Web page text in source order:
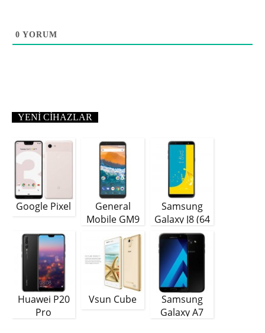
0 YORUM
YENI CIHAZLAR
Google Pixel
General
Mobile GM9
Samsung
Galaxy J8 (64
GB)
Huawei P20
Pro
Vsun Cube
Samsung
Galaxy A7